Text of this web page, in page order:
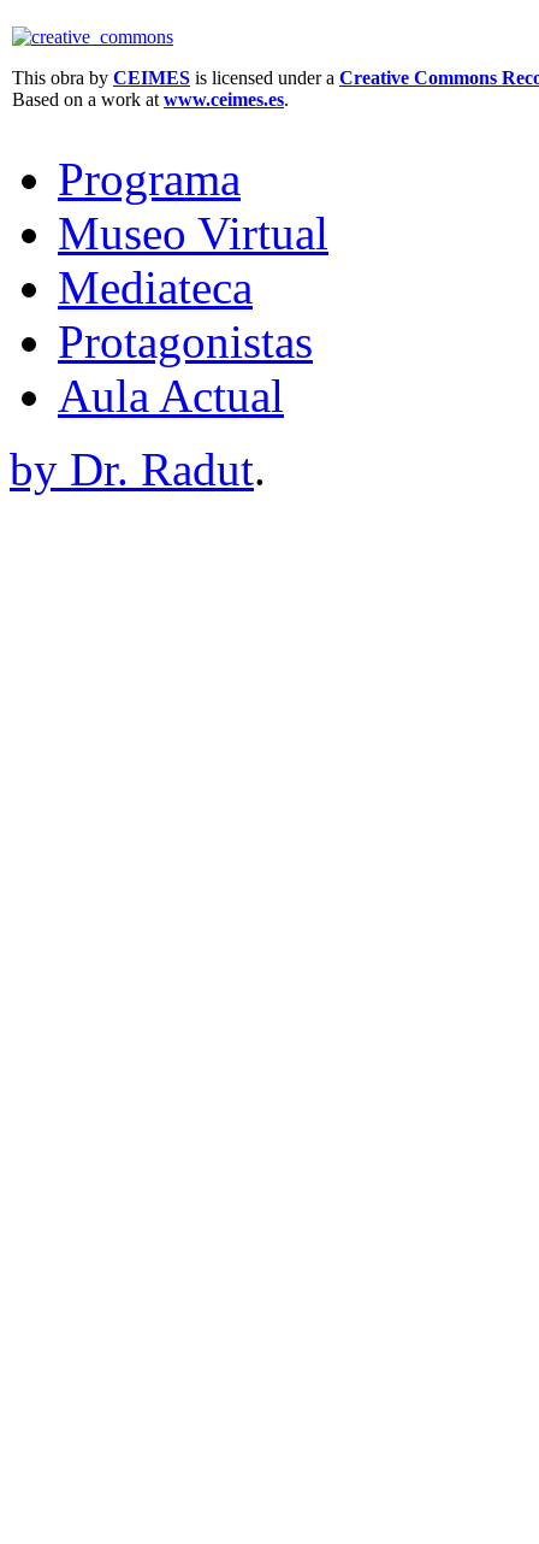
This obra by CEIMES is licensed under a Creative Commons
Based on a work at www.ceimes.es.
Programa
Museo Virtual
Mediateca
Protagonistas
Aula Actual
by Dr. Radut.